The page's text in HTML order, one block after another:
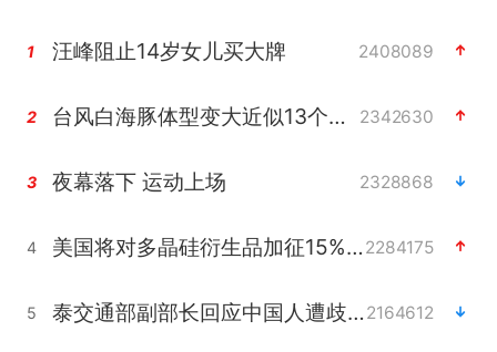
1 汪峰阻止14岁女儿买大牌 2408089
2 台风白海豚体型变大近似13个浙江面积 2342630
3 夜幕落下 运动上场 2328868
4 美国将对多晶硅衍生品加征15%关税2284175
5 泰交通部副部长回应中国人遭歧视手势2164612